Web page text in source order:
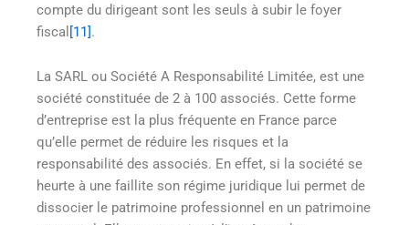
compte du dirigeant sont les seuls à subir le foyer
fiscal [11].
La SARL ou Société A Responsabilité Limitée, est une
société constituée de 2 à 100 associés. Cette forme
d’entreprise est la plus fréquente en France parce
qu’elle permet de réduire les risques et la
responsabilité des associés. En effet, si la société se
heurte à une faillite son régime juridique lui permet de
dissocier le patrimoine professionnel en un patrimoine